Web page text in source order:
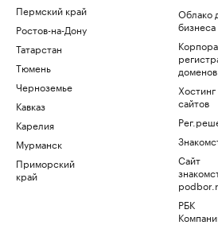
Пермский край
Ростов-на-Дону
Татарстан
Тюмень
Черноземье
Кавказ
Карелия
Мурманск
Приморский
край
Облако
бизнеса
доменов
Хостинг
сайтов
Сайт
РБК